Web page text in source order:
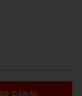
CANAL